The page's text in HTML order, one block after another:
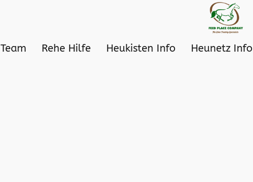
Team Rehe Hilfe Heukisten Info Heunetz Info